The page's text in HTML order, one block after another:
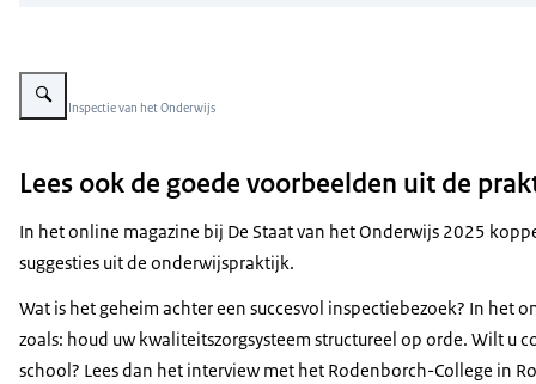
Vergroot afbeelding Infographic Samenwerkingsverbanden
Beeld: © Inspectie van het Onderwijs
Lees ook de goede voorbeelden uit de
In het online magazine bij De Staat van het Onderwijs 2025
suggesties uit de onderwijspraktijk.
Wat is het geheim achter een succesvol inspectiebezoek? In
zoals: houd uw kwaliteitszorgsysteem structureel op orde. Wilt u
school? Lees dan het interview met het Rodenborch-College in